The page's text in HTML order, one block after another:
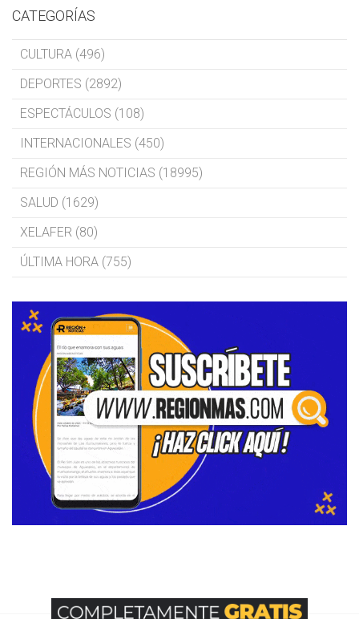
CATEGORÍAS
CULTURA (496)
DEPORTES (2892)
ESPECTÁCULOS (108)
INTERNACIONALES (450)
REGIÓN MÁS NOTICIAS (18995)
SALUD (1629)
XELAFER (80)
ÚLTIMA HORA (755)